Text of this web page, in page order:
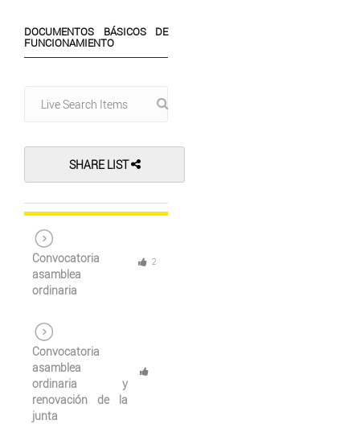
DOCUMENTOS BÁSICOS DE
FUNCIONAMIENTO
SHARE LIST
Convocatoria
asamblea
ordinaria
2
Convocatoria
asamblea
ordinaria y
renovación de la
junta